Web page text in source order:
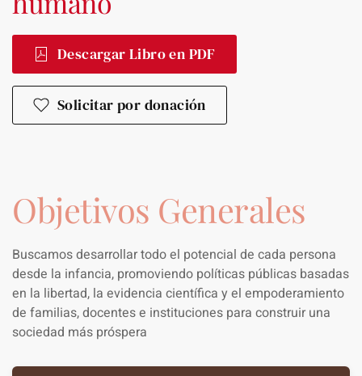
Descargar Libro en PDF
Solicitar por donación
Objetivos Generales
Buscamos desarrollar todo el potencial de cada persona
desde la infancia, promoviendo políticas públicas basadas
en la libertad, la evidencia científica y el empoderamiento
de familias, docentes e instituciones para construir una
sociedad más próspera